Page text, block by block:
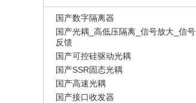
国产数字隔离器
国产光耦_高低压隔离_信号放大_信号
反馈
国产可控硅驱动光耦
国产SSR固态光耦
国产高速光耦
国产接口收发器